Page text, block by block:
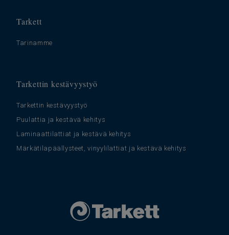
Tarkett
Tarinamme
Tarkettin kestävyystyö
Tarkettin kestävyystyö
Puulattia ja kestävä kehitys
Laminaattilattiat ja kestävä kehitys
Märkätilapäällysteet, vinyylilattiat ja kestävä kehitys